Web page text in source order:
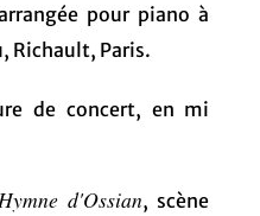
pour piano à
Richault, Paris.
de concert, en mi
d'Ossian, scène